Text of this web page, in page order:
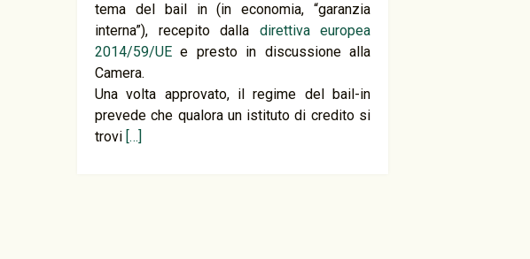
tema del bail in (in economia, “garanzia
interna”), recepito dalla direttiva europea
2014/59/UE e presto in discussione alla
Camera.
Una volta approvato, il regime del bail-in
prevede che qualora un istituto di credito si
trovi […]